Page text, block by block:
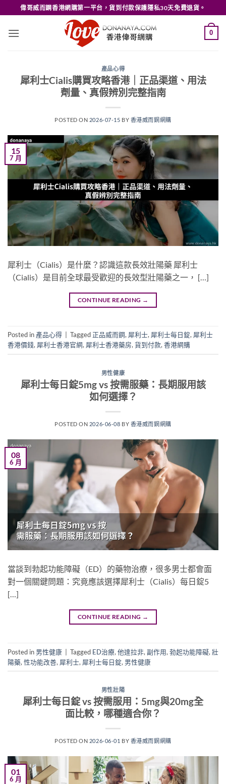
to
content
偉哥威而鋼香港網購第一平台，貨到付款保護隱私30天免費退貨。
0
產品心得
犀利士Cialis購買攻略香港｜正品渠道、用法
劑量、真假辨別完整指南
POSTED ON 2026-07-15 BY 香港威而鋼網購
15
7 月
犀利士（Cialis）是什麼？認識這款長效壯陽藥 犀利士
（Cialis）是目前全球最受歡迎的長效型壯陽藥之一， […]
CONTINUE READING →
Posted in 產品心得 Tagged 正品威而鋼, 犀利士, 犀利士每日錠, 犀利士
香港價錢, 犀利士香港官網, 犀利士香港藥房,貨到付款,香港網購
男性健康
犀利士每日錠5mg vs 按需服藥：長期服用該
如何選擇？
POSTED ON 2026-06-08 BY 香港威而鋼網購
08
6 月
當談到勃起功能障礙（ED）的藥物治療，很多男士都會面
對一個關鍵問題：究竟應該選擇犀利士（Cialis）每日錠5
[…]
CONTINUE READING →
Posted in 男性健康 | Tagged ED治療, 他達拉非, 副作用, 勃起功能障礙, 壯
陽藥, 性功能改善, 犀利士, 犀利士每日錠, 男性健康
男性壯陽
犀利士每日錠 vs 按需服用：5mg與20mg全
面比較，哪種適合你？
POSTED ON 2026-06-01 BY 香港威而鋼網購
01
6 月